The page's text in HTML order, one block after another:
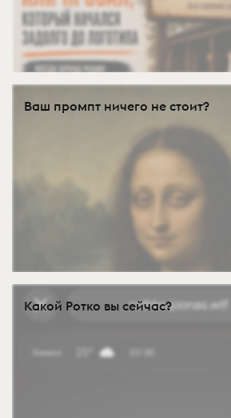
Ваш промпт ничего не стоит?
Какой Ротко вы сейчас?